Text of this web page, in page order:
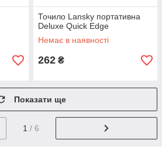
Точило Lansky портативна
Deluxe Quick Edge
Немає в наявності
262 ₴
Показати ще
1 / 6